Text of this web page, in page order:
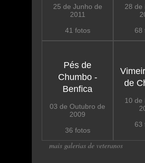
25 de Junho de
2011
41 fotos
28 de
68
Pés de
Chumbo -
Benfica
03 de Outubro de
2009
36 fotos
de
10 de
63
mais galerias de veteranos